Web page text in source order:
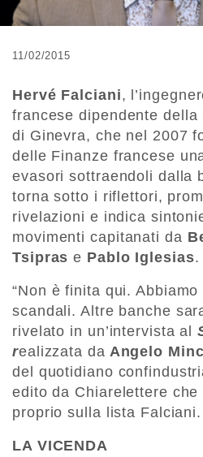
11/02/2015
Hervé Falciani,
francese dipendente della
di Ginevra, che nel 2007
delle Finanze francese
evasori sottraendoli dalla
torna sotto i riflettori,
rivelazioni e indica
movimenti capitanati da
Tsipras e Pablo Iglesias.
“Non è finita qui.
scandali. Altre banche
rivelato in un’intervista al
realizzata da Angelo
del quotidiano
edito da Chiarelettere
proprio sulla lista Falciani.
LA VICENDA